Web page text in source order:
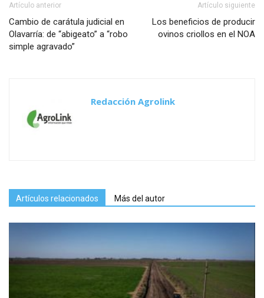
Artículo anterior
Cambio de carátula judicial en
Olavarría: de “abigeato” a “robo
simple agravado”
Artículo siguiente
Los beneficios de producir
ovinos criollos en el NOA
Redacción Agrolink
Artículos relacionados Más del autor